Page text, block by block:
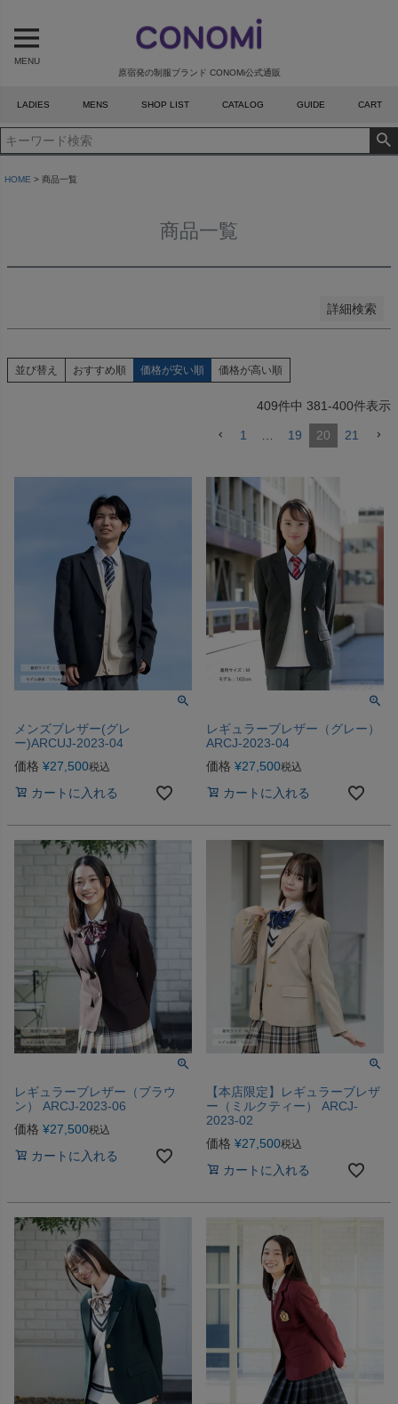
原宿発の制服ブランド CONOMi公式通販
MENU
LADIES MENS SHOP LIST CATALOG GUIDE CART
HOME 商品一覧
商品一覧
詳細検索
並び順
登録順
価格が高い順
キーワードヒット順
検索
並び替え おすすめ順 価格が安い順 価格が高い順
409件中 381-400件表示
1 … 19 20 21
メンズブレザー(グレ
ー)ARCUJ-2023-04
価格 ¥27,500税込
カートに入れる
レギュラーブレザー（グレー）
ARCJ-2023-04
価格 ¥27,500税込
カートに入れる
レギュラーブレザー（ブラウ
ン） ARCJ-2023-06
価格 ¥27,500税込
カートに入れる
【本店限定】レギュラーブレザ
ー（ミルクティー） ARCJ-
2023-02
価格 ¥27,500税込
カートに入れる